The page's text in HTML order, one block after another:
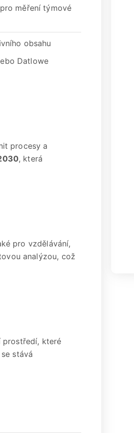
měření týmové
obsahu
Datlowe
procesy a
, která
pro vzdělávání,
analýzou, což
prostředí, které
stává